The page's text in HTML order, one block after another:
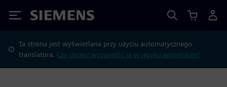
Siemens
Ta strona jest wyświetlana przy użyciu automatycznego
translatora. Czy chcesz wyświetlić ją w języku angielskim?